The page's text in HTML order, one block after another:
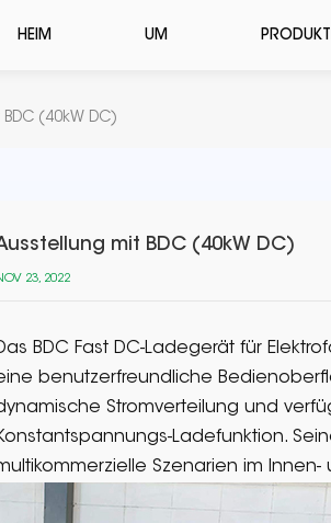
HEIM UM
(40kW DC)
mit BDC (40kW DC)
23, 2022
BDC Fast DC-Ladegerät für
benutzerfreundliche
Stromverteilung und
Ladefunktion.
Szenarien im